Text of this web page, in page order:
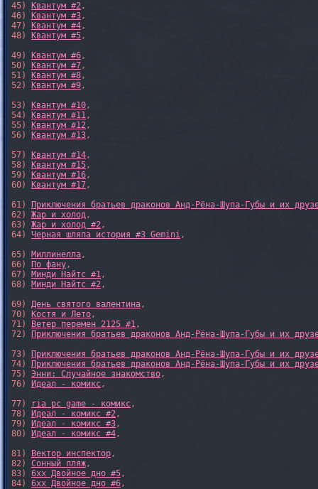
45)
Квантум #2,
46)
Квантум #3,
47)
Квантум #4,
48)
Квантум #5,
49)
Квантум #6,
50)
Квантум #7,
51)
Квантум #8,
52)
Квантум #9,
53)
Квантум #10,
54)
Квантум #11,
55)
Квантум #12,
56)
Квантум #13,
57)
Квантум #14,
58)
Квантум #15,
59)
Квантум #16,
60)
Квантум #17,
61)
Приключения братьев драконов Анд-Рёна-Шупа-Губы и их
62) Жар и холод,
63) Жар и холод #2,
64) Черная шляпа история #3 Gemini,
65) Миллинелла,
66)
По фану,
67) Минди Найтс #1,
68) Минди Найтс #2,
69) День святого валентина,
70)
Костя и Лето,
71)
Ветер перемен 2125 #1,
72)
Приключения братьев драконов Анд-Рёна-Шупа-Губы и их
73)
Приключения братьев драконов Анд-Рёна-Шупа-Губы и их
74)
Приключения братьев драконов Анд-Рёна-Шупа-Губы и их
75) Энни: Случайное знакомство,
76)
Идеал - комикс,
77)
ria pc game - комикс,
78)
Идеал - комикс #2,
79)
Идеал - комикс #3,
80)
Идеал - комикс #4,
81)
Вектор инспектор,
82) Сонный пляж,
83) 6xx Двойное дно #5,
84) 6xx Двойное дно #6,